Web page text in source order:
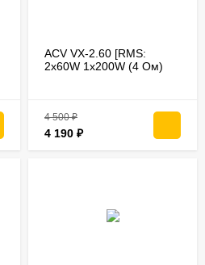
ACV VX-2.60 [RMS:
2x60W 1x200W (4 Ом)
4 500₽
4 190 ₽